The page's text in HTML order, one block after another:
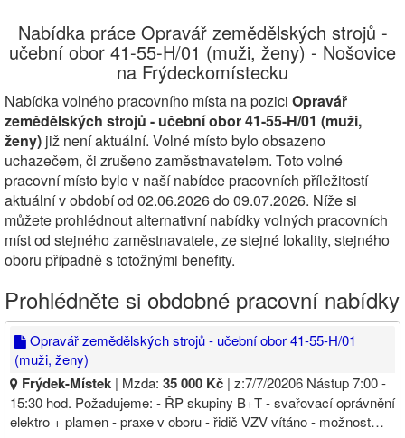
Nabídka práce Opravář zemědělských strojů -
učební obor 41-55-H/01 (muži, ženy) - Nošovice
na Frýdeckomístecku
Nabídka volného pracovního místa na pozici Opravář
zemědělských strojů - učební obor 41-55-H/01 (muži,
ženy) již není aktuální. Volné místo bylo obsazeno
uchazečem, či zrušeno zaměstnavatelem. Toto volné
pracovní místo bylo v naší nabídce pracovních příležitostí
aktuální v období od 02.06.2026 do 09.07.2026. Níže si
můžete prohlédnout alternativní nabídky volných pracovních
míst od stejného zaměstnavatele, ze stejné lokality, stejného
oboru případně s totožnými benefity.
Prohlédněte si obdobné pracovní nabídky
Opravář zemědělských strojů - učební obor 41-55-H/01
(muži, ženy)
Frýdek-Místek | Mzda: 35 000 Kč | z:7/7/20206 Nástup 7:00 -
15:30 hod. Požadujeme: - ŘP skupiny B+T - svařovací oprávnění
elektro + plamen - praxe v oboru - řidič VZV vítáno - možnost…